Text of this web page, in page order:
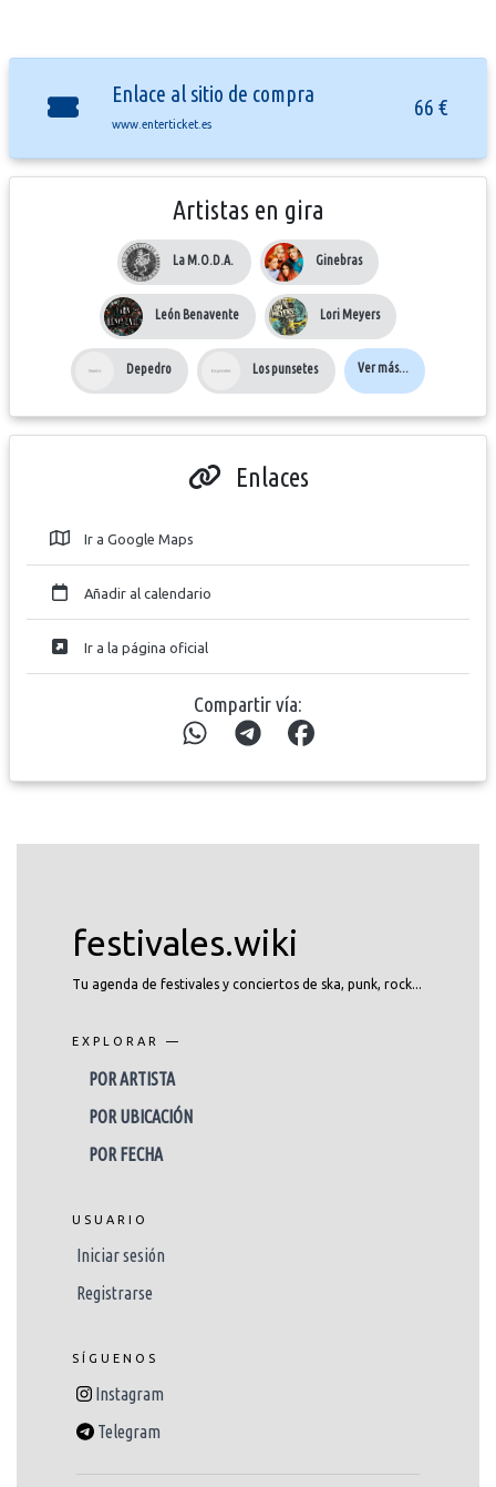
Enlace al sitio de compra
www.enterticket.es
66 €
Artistas en gira
La M.O.D.A. Ginebras
León Benavente Lori Meyers
Depedro Los punsetes Ver más...
Enlaces
Ir a Google Maps
Añadir al calendario
Ir a la página oficial
Compartir vía:
festivales.wiki
Tu agenda de festivales y conciertos de ska, punk, rock...
EXPLORAR —
POR ARTISTA
POR UBICACIÓN
POR FECHA
USUARIO
Iniciar sesión
Registrarse
SÍGUENOS
Instagram
Telegram